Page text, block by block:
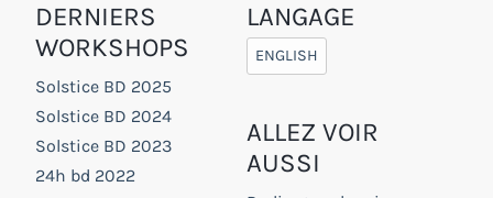
DERNIERS
WORKSHOPS
Solstice BD 2025
Solstice BD 2024
Solstice BD 2023
24h bd 2022
LANGAGE
ENGLISH
ALLEZ VOIR
AUSSI